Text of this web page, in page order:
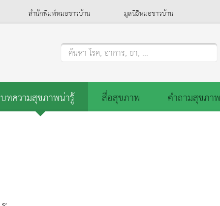
สำนักพิมพ์หมอชาวบ้าน มูลนิธิหมอชาวบ้าน
ค้นหา โรค, อาการ, ยา, ...
บทความสุขภาพน่ารู้ สื่อสุขภาพ
คำถามสุขภาพ